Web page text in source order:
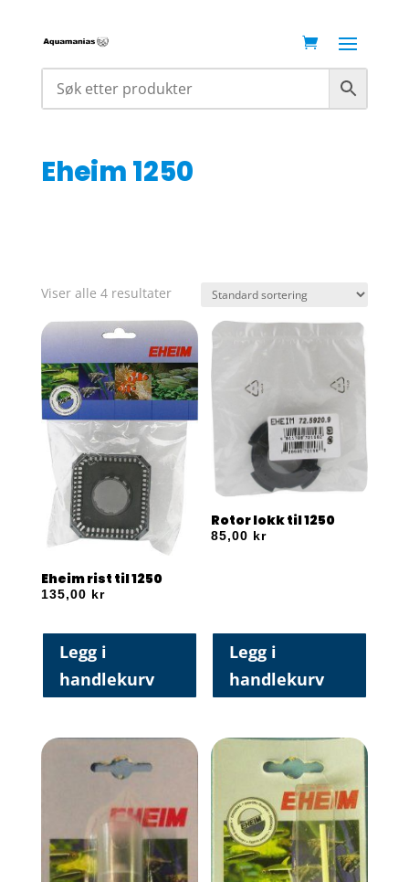
Eheim 1250
Viser alle 4 resultater
Eheim rist til 1250
135,00 kr
Legg i
handlekurv
Rotor lokk til 1250
85,00 kr
Legg i
handlekurv